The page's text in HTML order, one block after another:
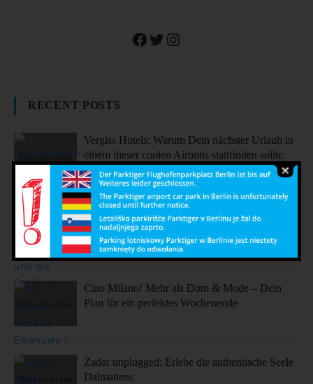
Facebook
TwitterInstagram
RECENT POSTS
Vergiss Hotels: Warum Dein nächster Urlaub in
einem dieser coolen Airbnbs stattfinden sollte.
Sonne, Stil, Sehenswürdigkeiten – So fühlt sich
Barcelona an
Ciao Milano! Mehr als Dom & Mode – Dein
Plan für ein perfektes Wochenende
Zadar unplugged: Erlebe die authentische Seele
Dalmatiens